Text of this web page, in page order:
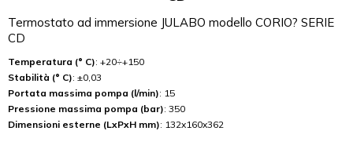
Termostato ad immersione JULABO modello CORIO? SERIE
CD
Temperatura (° C): +20÷+150
Stabilità (° C): ±0,03
Portata massima pompa (l/min): 15
Pressione massima pompa (bar): 350
Dimensioni esterne (LxPxH mm): 132x160x362